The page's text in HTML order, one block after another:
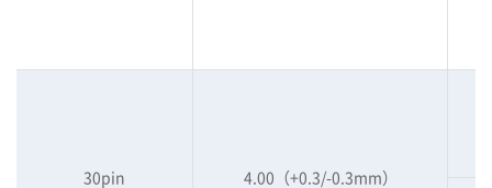
30pin 4.00（+0.3/-0.3mm）